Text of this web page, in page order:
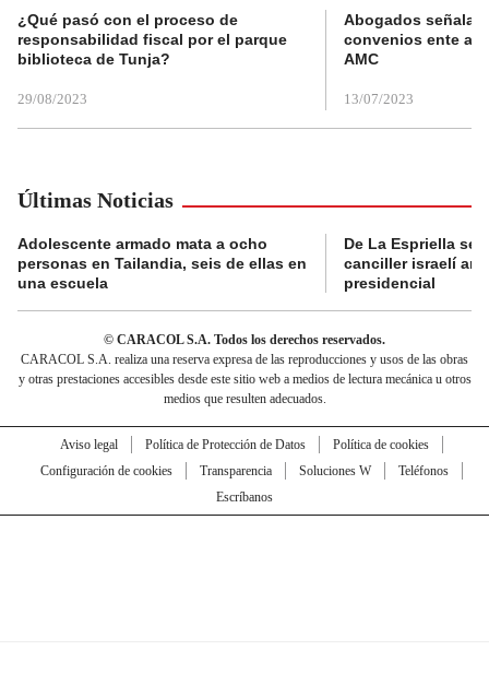
¿Qué pasó con el proceso de
responsabilidad fiscal por el parque
biblioteca de Tunja?
29/08/2023
Abogados
convenios ente
AMC
13/07/2023
Últimas Noticias
Adolescente armado mata a ocho
personas en Tailandia, seis de ellas en
una escuela
De La Espriella se
canciller israelí
presidencial
© CARACOL S.A. Todos los derechos reservados.
CARACOL S.A. realiza una reserva expresa de las reproducciones y usos de las obras
y otras prestaciones accesibles desde este sitio web a medios de lectura mecánica u otros
medios que resulten adecuados.
Aviso legal Política de Protección de Datos
Política de cookies
Configuración de cookies
Transparencia Soluciones W
Teléfonos
Escríbanos